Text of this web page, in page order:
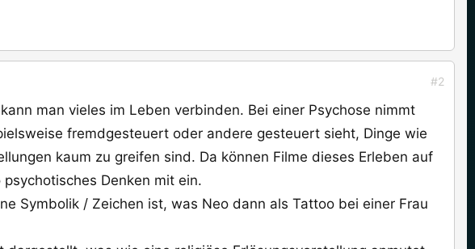
#2
man vieles im Leben verbinden. Bei einer Psychose nimmt
fremdgesteuert oder andere gesteuert sieht, Dinge wie
kaum zu greifen sind. Da können Filme dieses Erleben auf
Denken mit ein.
Symbolik / Zeichen ist, was Neo dann als Tattoo bei einer Frau